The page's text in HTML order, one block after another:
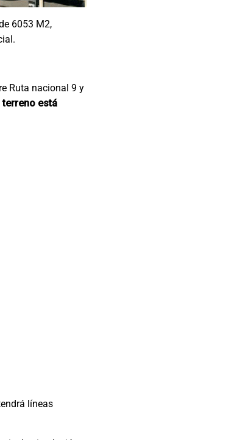
6053 M2,
Ruta nacional 9 y
terreno está
líneas